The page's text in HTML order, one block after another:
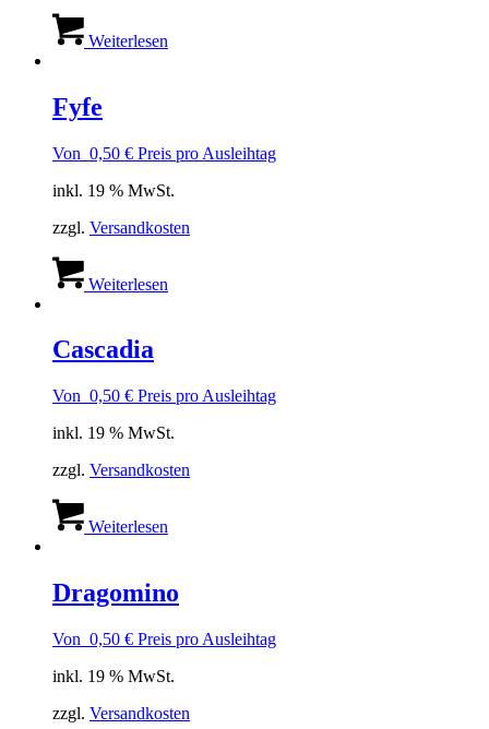
Weiterlesen
Fyfe
Von 0,50 € Preis pro Ausleihtag
inkl. 19 % MwSt.
zzgl. Versandkosten
Weiterlesen
Cascadia
Von 0,50 € Preis pro Ausleihtag
inkl. 19 % MwSt.
zzgl. Versandkosten
Weiterlesen
Dragomino
Von 0,50 € Preis pro Ausleihtag
inkl. 19 % MwSt.
zzgl. Versandkosten